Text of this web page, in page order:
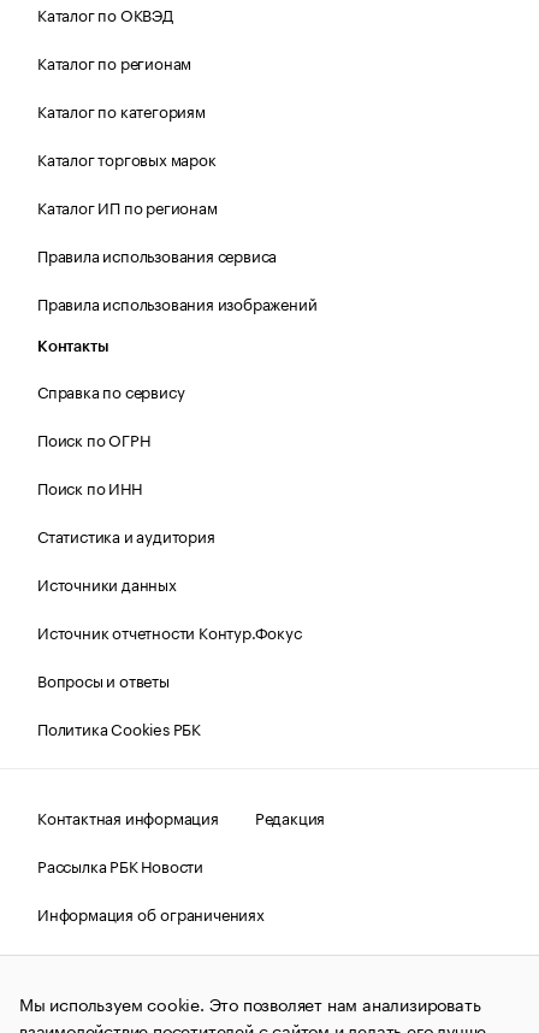
Каталог по ОКВЭД
Каталог по регионам
Каталог по категориям
Каталог торговых марок
Каталог ИП по регионам
Правила использования сервиса
Правила использования изображений
Контакты
Справка по сервису
Поиск по ОГРН
Поиск по ИНН
Статистика и аудитория
Источники данных
Источник отчетности Контур.Фокус
Вопросы и ответы
Политика Cookies РБК
Контактная информация
Редакция
Рассылка РБК Новости
Информация об ограничениях
Правовая информация
О соблюдении авторских прав
© АО «РОСБИЗНЕСКОНСАЛТИНГ»,1995–2026.Сообщения
и материалы информационного агентства «РБК»
Мы используем cookie. Это позволяет нам анализировать